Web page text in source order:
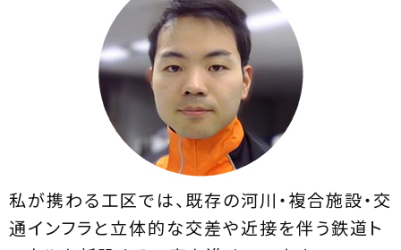
私が携わる工区では、既存の河川・複合施設・交
通インフラと立体的な交差や近接を伴う鉄道ト